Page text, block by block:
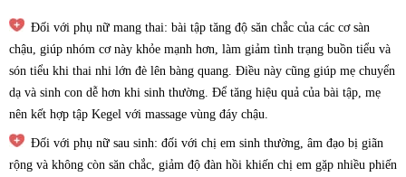
Đối với phụ nữ mang thai: bài tập tăng độ săn chắc của các cơ sàn
chậu, giúp nhóm cơ này khỏe mạnh hơn, làm giảm tình trạng buồn tiểu và
són tiểu khi thai nhi lớn đè lên bàng quang. Điều này cũng giúp mẹ chuyển
dạ và sinh con dễ hơn khi sinh thường. Để tăng hiệu quả của bài tập, mẹ
nên kết hợp tập Kegel với massage vùng đáy chậu.
Đối với phụ nữ sau sinh: đối với chị em sinh thường, âm đạo bị giãn
rộng và không còn săn chắc, giảm độ đàn hồi khiến chị em gặp nhiều phiến